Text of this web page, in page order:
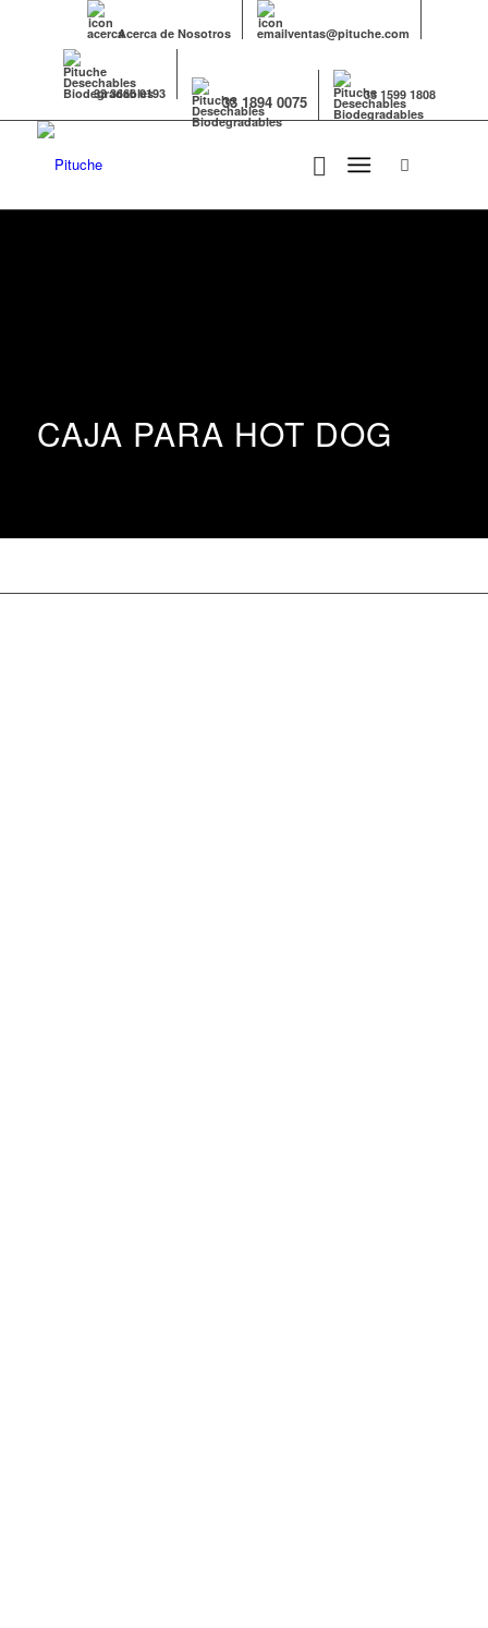
Acerca de Nosotros ventas@pituche.com
33 3666 0193 33 1894 0075 33 1599 1808
CAJA PARA HOT DOG